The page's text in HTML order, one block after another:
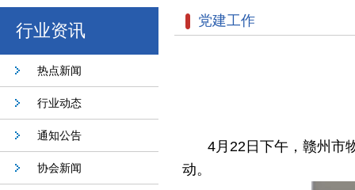
行业资讯
热点新闻
行业动态
通知公告
协会新闻
党建工作
4月22日下午，赣州市
动。